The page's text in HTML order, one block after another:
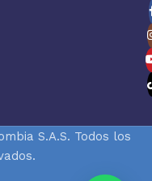
S.A.S. Todos los